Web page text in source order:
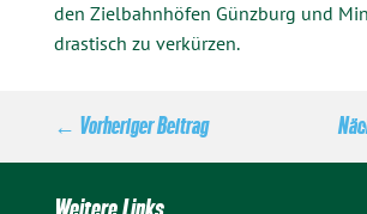
den Zielbahnhöfen Günzburg und
drastisch zu verkürzen.
← Vorheriger Beitrag